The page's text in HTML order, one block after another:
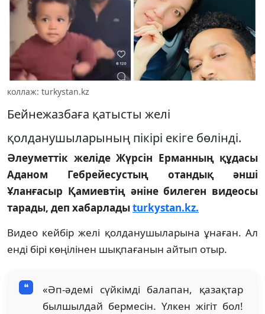
коллаж: turkystan.kz
Бейнежазбаға қатысты желі
қолданушыларының пікірі екіге бөлінді.
Әлеуметтік желіде Жүрсін Ерманның құдасы
Аданом Гебрейесустың отандық әнші
Ұланғасыр Қамиевтің әніне билеген видеосы
тарады, деп хабарладыturkystan.kz.
Видео кейбір желі қолданушыларына ұнаған. Ал
енді бірі көңілінен шықпағанын айтып отыр.
«Әп-әдемі сүйкімді балапан, қазақтар
былшылдай бермесін. Үлкен жігіт бол!